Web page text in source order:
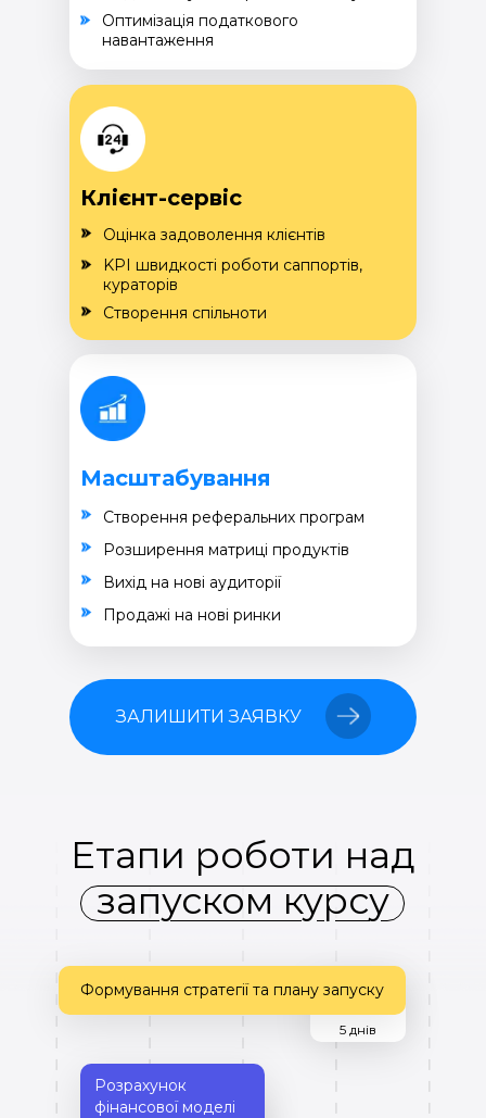
Оптимізація податкового
навантаження
ЗАЛИШИТИ ЗАЯВКУ
Клієнт-сервіс
Оцінка задоволення клієнтів
Створення спільноти
KPI швидкості роботи саппортів,
кураторів
Масштабування
Створення реферальних програм
Вихід на нові аудиторії
Розширення матриці продуктів
Продажі на нові ринки
5 днів
Формування стратегії та плану запуску
Розрахунок
фінансової моделі
Етапи роботи над
запуском курсу